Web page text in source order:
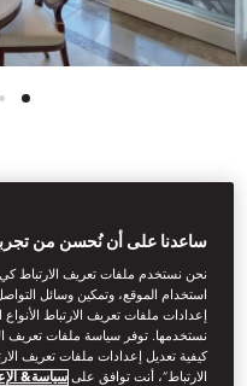
SUITE
ساعدنا على أن نُحسن من
نحن نستخدم ملفات تعريف الارتباط
استخدام الموقع، وتمكين وسائل
إعدادات ملفات تعريف الارتباط
نستخدمها. توفر سياسة ملفات تعريف
كيفية تعديل إعدادات ملفات تعريف
الارتباط”، أنت توافق علىسياسة&